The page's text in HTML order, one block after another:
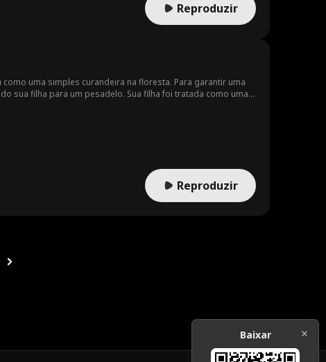
Reproduzir
uma simples curandeira na floresta. Para garantir uma
sua filha para um pesadelo. Sua filha foi tratada como uma
Reproduzir
Baixar